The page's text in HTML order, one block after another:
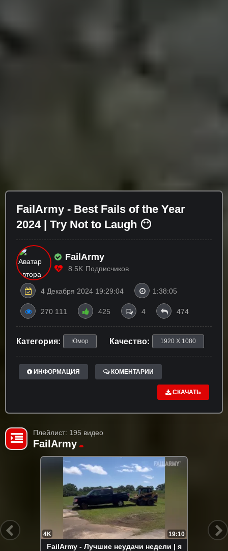
FailArmy - Best Fails of the Year
2024 | Try Not to Laugh 😶
FailArmy
8.5K Подписчиков
4 Декабря 2024 19:29:04 1:38:05
270 111 425 4 474
Категория: Юмор Качество: 1920 X 1080
ИНФОРМАЦИЯ КОМЕНТАРИИ
СКАЧАТЬ
Плейлист: 195 видео
FailArmy
4K 19:10
FailArmy - Лучшие неудачи недели | я